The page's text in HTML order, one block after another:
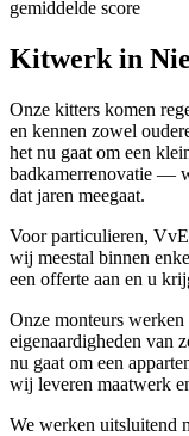
gemiddelde score
Kitwerk in
Onze kitters komen
en kennen zowel
het nu gaat om een
badkamerrenovatie —
dat jaren meegaat.
Voor particulieren,
wij meestal binnen
een offerte aan en u
Onze monteurs
eigenaardigheden van
nu gaat om een
wij leveren maatwerk
We werken uitsluitend